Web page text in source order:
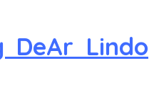
DeAr Lindo